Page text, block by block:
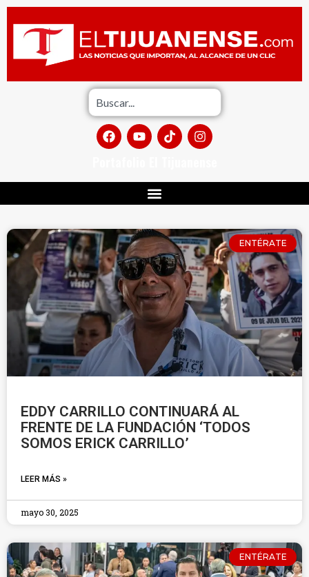
ENTÉRATE
EDDY CARRILLO CONTINUARÁ AL
FRENTE DE LA FUNDACIÓN ‘TODOS
SOMOS ERICK CARRILLO’
LEER MÁS »
mayo 30, 2025
ENTÉRATE